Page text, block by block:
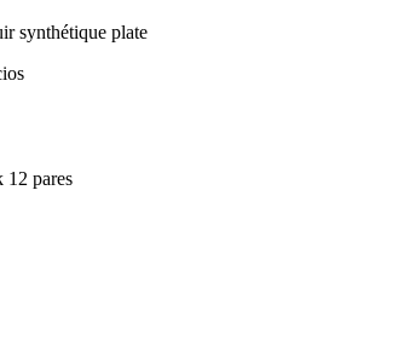
synthétique plate
pares